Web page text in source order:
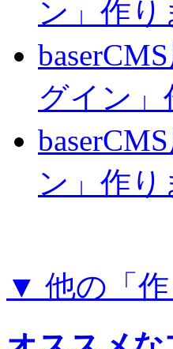
ン」作り
グイン」
ン」作り
▼ 他の「